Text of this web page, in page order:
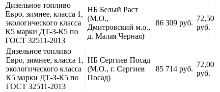
Дизельное топливо
Евро, зимнее, класса 1,
экологического класса
К5 марки ДТ-З-К5 по
ГОСТ 32511-2013
НБ Белый Раст
(М.О.,
Дмитровский м.о.,
д. Малая Черная)
86 309 руб.
72,50
руб.
Дизельное топливо
Евро, зимнее, класса 1,
экологического класса
К5 марки ДТ-З-К5 по
ГОСТ 32511-2013
НБ Сергиев Посад
(М.О., г. Сергиев
Посад)
85 714 руб.
72,00
руб.